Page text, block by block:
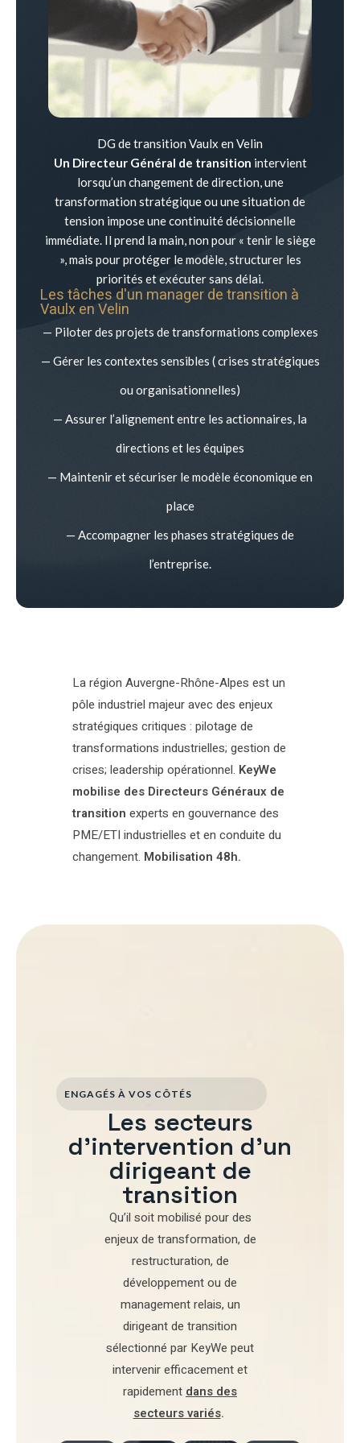
DG de transition Vaulx en Velin
Un Directeur Général de transition intervient
lorsqu’un changement de direction, une
transformation stratégique ou une situation de
tension impose une continuité décisionnelle
immédiate. Il prend la main, non pour « tenir le siège
», mais pour protéger le modèle, structurer les
priorités et exécuter sans délai.
Les tâches d'un manager de transition à
Vaulx en Velin
— Piloter des projets de transformations complexes
— Gérer les contextes sensibles ( crises stratégiques
ou organisationnelles)
— Assurer l’alignement entre les actionnaires, la
directions et les équipes
— Maintenir et sécuriser le modèle économique en
place
— Accompagner les phases stratégiques de
l’entreprise.
La région Auvergne-Rhône-Alpes est un
pôle industriel majeur avec des enjeux
stratégiques critiques : pilotage de
transformations industrielles; gestion de
crises; leadership opérationnel. KeyWe
mobilise des Directeurs Généraux de
transition experts en gouvernance des
PME/ETI industrielles et en conduite du
changement. Mobilisation 48h.
ENGAGÉS À VOS CÔTÉS
Les secteurs
d'intervention d'un
dirigeant de
transition
Qu’il soit mobilisé pourdes
enjeux de transformation, de
restructuration, de
développementou de
management relais, un
dirigeant de transition
sélectionné par KeyWe peut
intervenir efficacement et
rapidement dans des
secteurs variés.